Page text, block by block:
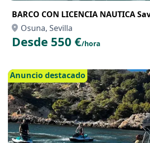
BARCO CON LICENCIA NAUTICA
Osuna, Sevilla
Desde 550 €/hora
Anuncio destacado